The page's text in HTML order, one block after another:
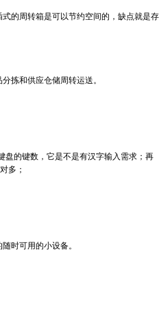
的周转箱是可以节约空间的，缺点就是存
拣和供应仓储周转运送。
盘的键数，它是不是有汉字输入需求；再
多；
时可用的小设备。